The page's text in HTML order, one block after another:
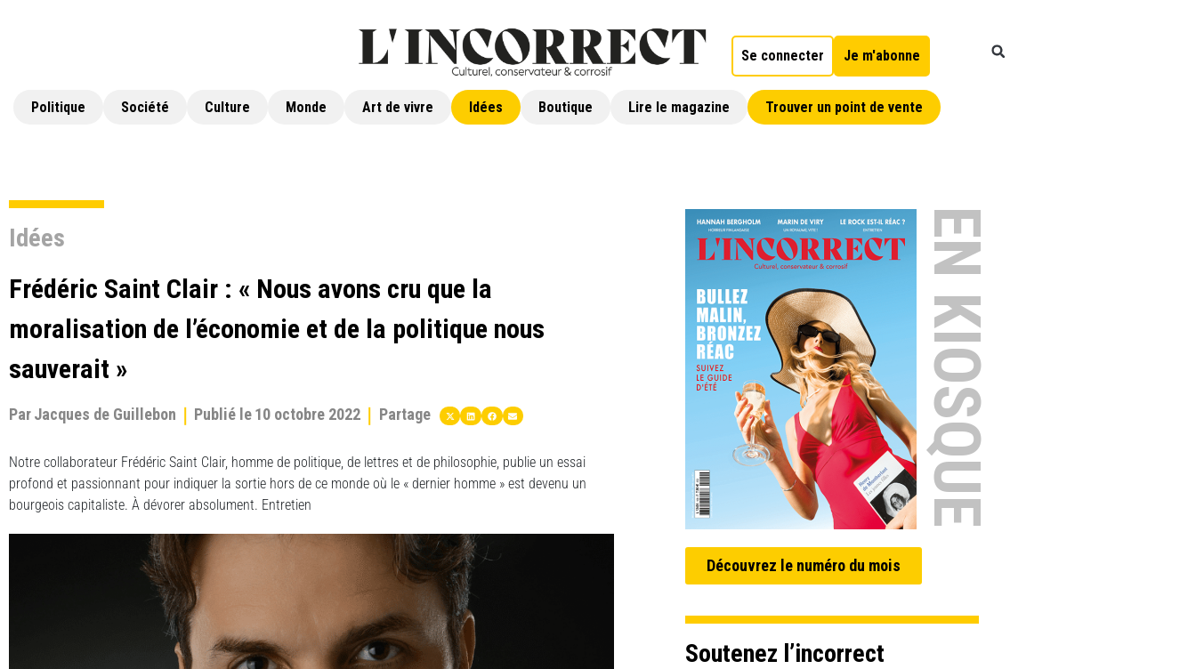
Se connecter Je m'abonne
Politique Société Culture Monde Art de vivre Idées Boutique Lire le magazine Trouver un point de vente
Idées
Frédéric Saint Clair : « Nous avons cru que la
moralisation de l’économie et de la politique nous
sauverait »
ParJacques de Guillebon Publié le10 octobre 2022 Partage
Notre collaborateur Frédéric Saint Clair, homme de politique, de lettres et de philosophie, publie un essai
profond et passionnant pour indiquer la sortie hors de ce monde où le « dernier homme » est devenu un
bourgeois capitaliste. À dévorer absolument. Entretien
EN KIOSQUE
Découvrez le numéro du mois
Soutenez l’incorrect